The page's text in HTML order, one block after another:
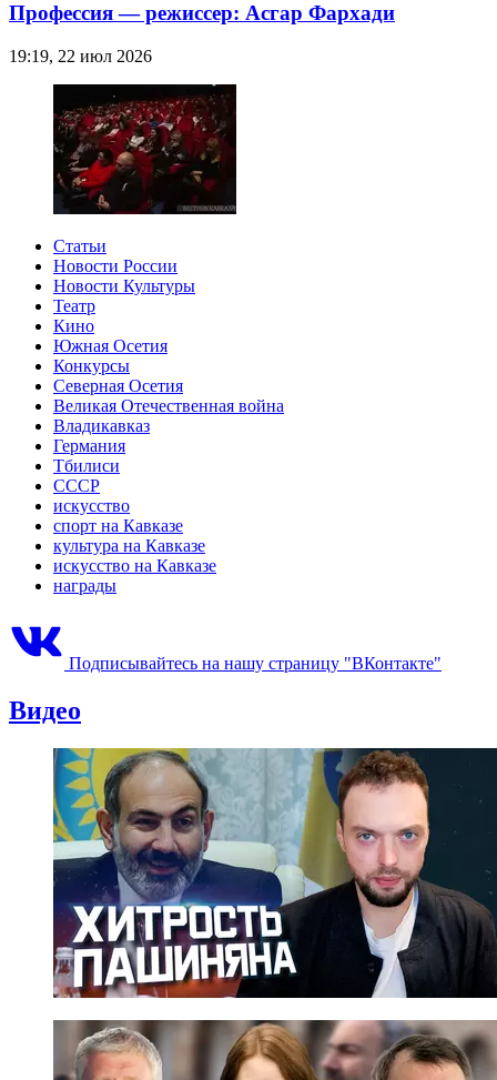
Профессия — режиссер: Асгар Фархади
19:19, 22 июл 2026
Статьи
Новости России
Новости Культуры
Театр
Кино
Южная Осетия
Конкурсы
Северная Осетия
Великая Отечественная война
Владикавказ
Германия
Тбилиси
СССР
искусство
спорт на Кавказе
культура на Кавказе
искусство на Кавказе
награды
Подписывайтесь на нашу страницу "ВКонтакте"
Видео